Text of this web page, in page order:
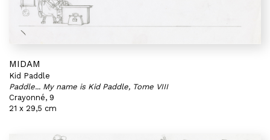
MIDAM
Kid Paddle
Paddle... My name is Kid Paddle, Tome VIII
Crayonné, 9
21 x 29,5 cm